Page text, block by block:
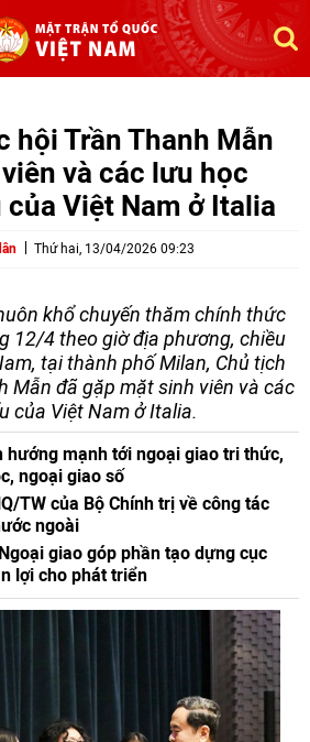
hội Trần Thanh Mẫn
và các lưu học
Việt Nam ở Italia
Thứ hai, 13/04/2026 09:23
khổ chuyến thăm chính thức
12/4 theo giờ địa phương, chiều
tại thành phố Milan, Chủ tịch
Mẫn đã gặp mặt sinh viên và các
của Việt Nam ở Italia.
hướng mạnh tới ngoại giao tri thức,
ngoại giao số
TW của Bộ Chính trị về công tác
ngoài
giao góp phần tạo dựng cục
lợi cho phát triển